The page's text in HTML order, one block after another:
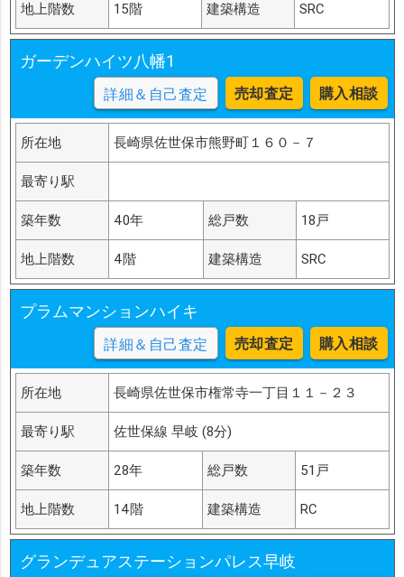
地上階数 15階 建築構造 SRC
ガーデンハイツ八幡1
詳細＆自己査定 売却査定 購入相談
所在地 長崎県佐世保市熊野町１６０－７
最寄り駅
築年数 40年 総戸数 18戸
地上階数 4階 建築構造 SRC
プラムマンションハイキ
詳細＆自己査定 売却査定 購入相談
所在地 長崎県佐世保市権常寺一丁目１１－２３
最寄り駅 佐世保線 早岐 (8分)
築年数 28年 総戸数 51戸
地上階数 14階 建築構造 RC
グランデュアステーションパレス早岐